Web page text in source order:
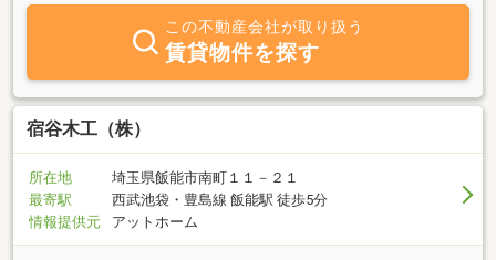
かなえるお手伝いをさせていただけるようスタッフ一同頑張ってい
きたいと考えております。
この不動産会社が取り扱う
賃貸物件を探す
宿谷木工（株）
所在地
埼玉県飯能市南町１１－２１
最寄駅
西武池袋・豊島線 飯能駅 徒歩5分
情報提供元
アットホーム